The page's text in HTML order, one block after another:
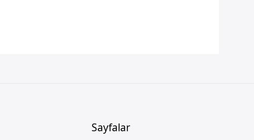
Sayfalar